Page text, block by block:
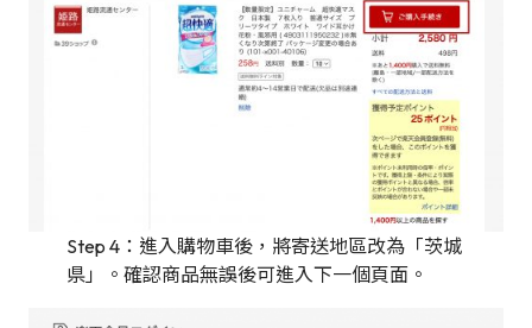
Step 4：進入購物車後，將寄送地區改為「茨城
県」。確認商品無誤後可進入下一個頁面。